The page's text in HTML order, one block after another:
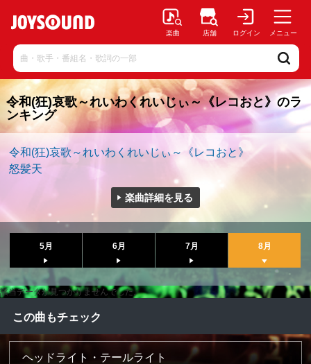
楽曲 店舗 ログイン メニュー
令和(狂)哀歌～れいわくれいじぃ～《レコおと》のラ
ンキング
令和(狂)哀歌～れいわくれいじぃ～《レコおと》
怒髪天
楽曲詳細を見る
5月 6月 7月 8月
該当データが見つかりませんでした。
この曲もチェック
ヘッドライト・テールライト